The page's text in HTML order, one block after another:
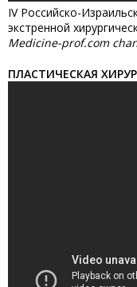
IV Российско-
экстренной
Medicine-prof.com
ПЛАСТИЧЕСКАЯ